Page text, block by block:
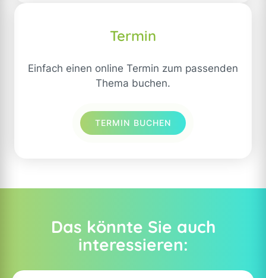
Termin
Einfach einen online Termin zum passenden
Thema buchen.
TERMIN BUCHEN
Das könnte Sie auch
interessieren: